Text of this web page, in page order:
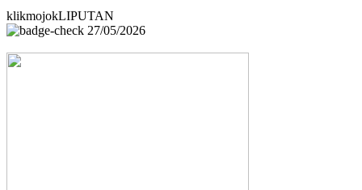
klikmojokLIPUTAN
27/05/2026